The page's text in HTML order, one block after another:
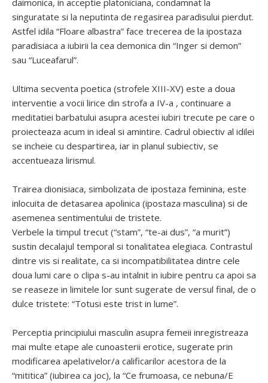
daimonica, in acceptie platoniciana, condamnat la
singuratate si la neputinta de regasirea paradisului pierdut.
Astfel idila “Floare albastra” face trecerea de la ipostaza
paradisiaca a iubirii la cea demonica din “Inger si demon”
sau “Luceafarul”.
Ultima secventa poetica (strofele XIII-XV) este a doua
interventie a vocii lirice din strofa a IV-a , continuare a
meditatiei barbatului asupra acestei iubiri trecute pe care o
proiecteaza acum in ideal si amintire. Cadrul obiectiv al idilei
se incheie cu despartirea, iar in planul subiectiv, se
accentueaza lirismul.
Trairea dionisiaca, simbolizata de ipostaza feminina, este
inlocuita de detasarea apolinica (ipostaza masculina) si de
asemenea sentimentului de tristete.
Verbele la timpul trecut (“stam”, “te-ai dus”, “a murit”)
sustin decalajul temporal si tonalitatea elegiaca. Contrastul
dintre vis si realitate, ca si incompatibilitatea dintre cele
doua lumi care o clipa s-au intalnit in iubire pentru ca apoi sa
se reaseze in limitele lor sunt sugerate de versul final, de o
dulce tristete: “Totusi este trist in lume”.
Perceptia principiului masculin asupra femeii inregistreaza
mai multe etape ale cunoasterii erotice, sugerate prin
modificarea apelativelor/a calificarilor acestora de la
“mititica” (iubirea ca joc), la “Ce frumoasa, ce nebuna/E